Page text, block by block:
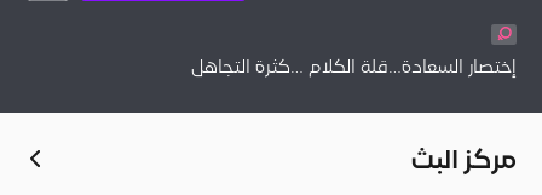
إختصار السعادة…قلة الكلام …كثرة التجاهل
مركز البث